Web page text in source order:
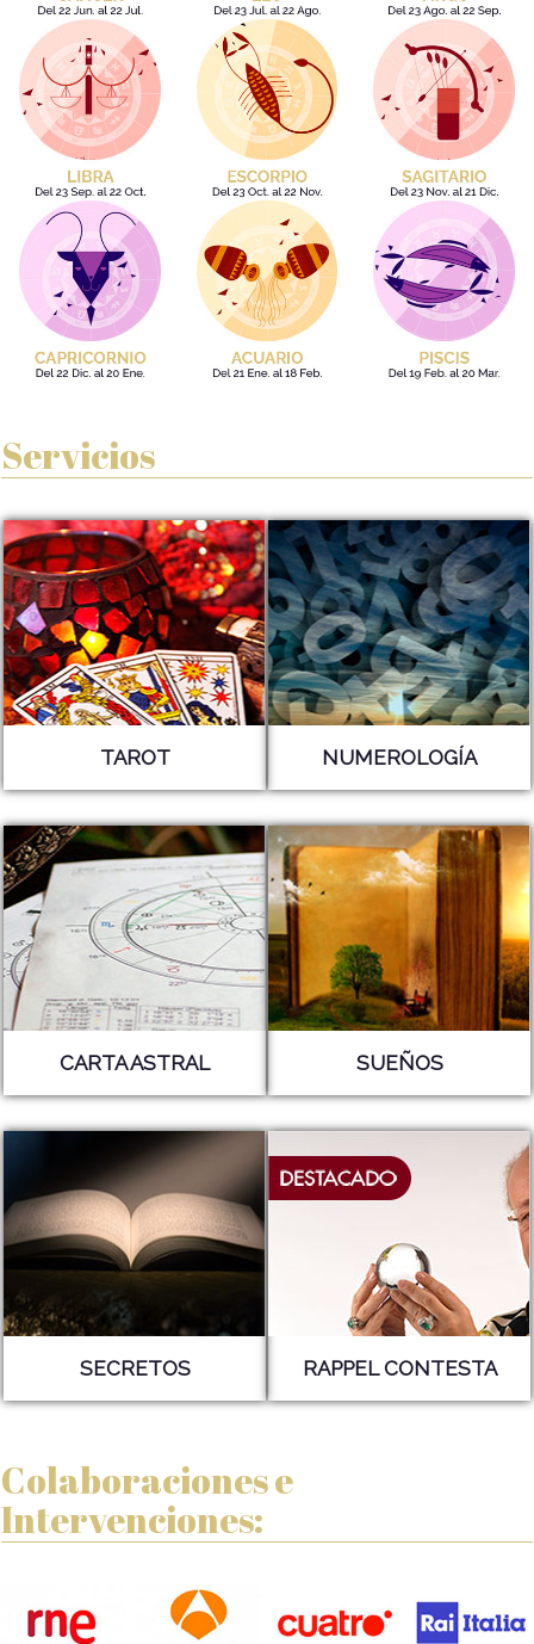
Servicios
TAROT NUMEROLOGÍA
CARTA ASTRAL SUEÑOS
SECRETOS RAPPEL CONTESTA
Colaboraciones e
Intervenciones: